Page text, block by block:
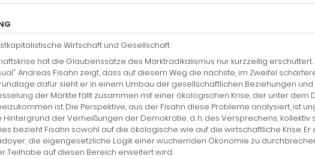
Wirtschaft und Gesellschaft
hat die Glaubenssätze des Marktradikalismus nur kurzzeitig
Andreas Fisahn zeigt, dass auf diesem Weg die nächste, im Zweifel
dafür sieht er in einem Umbau der gesellschaftlichen Beziehungen und
der Märkte fällt zusammen mit einer ökologischen Krise, der unter dem
ist. Die Perspektive, aus der Fisahn diese Probleme analysiert, ist
der Verheißungen der Demokratie, d. h. des Versprechens, kollektiv
bezieht Fisahn sowohl auf die ökologische wie auf die wirtschaftliche Krise.
die eigengesetzliche Logik einer wuchernden Ökonomie zu
Teilhabe auf diesen Bereich erweitert wird.